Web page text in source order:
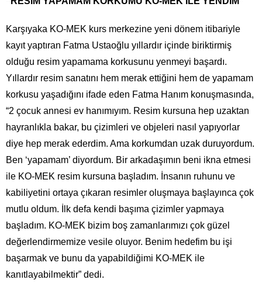
Karşıyaka KO-MEK kurs merkezine yeni dönem itibariyle
kayıt yaptıran Fatma Ustaoğlu yıllardır içinde biriktirmiş
olduğu resim yapamama korkusunu yenmeyi başardı.
Yıllardır resim sanatını hem merak ettiğini hem de yapamam
korkusu yaşadığını ifade eden Fatma Hanım konuşmasında,
“2 çocuk annesi ev hanımıyım. Resim kursuna hep uzaktan
hayranlıkla bakar, bu çizimleri ve objeleri nasıl yapıyorlar
diye hep merak ederdim. Ama korkumdan uzak duruyordum.
Ben ‘yapamam’ diyordum. Bir arkadaşımın beni ikna etmesi
ile KO-MEK resim kursuna başladım. İnsanın ruhunu ve
kabiliyetini ortaya çıkaran resimler oluşmaya başlayınca çok
mutlu oldum. İlk defa kendi başıma çizimler yapmaya
başladım. KO-MEK bizim boş zamanlarımızı çok güzel
değerlendirmemize vesile oluyor. Benim hedefim bu işi
başarmak ve bunu da yapabildiğimi KO-MEK ile
kanıtlayabilmektir” dedi.